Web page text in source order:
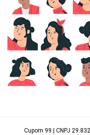
Cupom 99 | CNPJ